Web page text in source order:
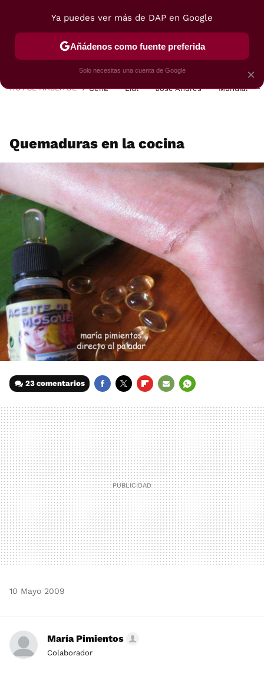
POSTRES VIAJES SELECCIÓN VEGUI
HOY SE HABLA DE Cena Lidl José Andrés Mundial
Quemaduras en la cocina
23 comentarios
MAIL
10 Mayo 2009
María Pimientos
Colaborador
×
Ya puedes ver más de DAP en Google
Añádenos como fuente preferida
Solo necesitas una cuenta de Google